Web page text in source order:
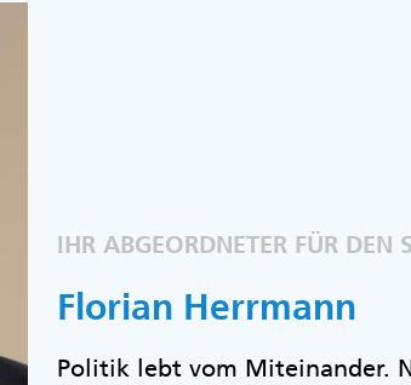
IHR ABGEORDNETER FÜR DEN
Florian Herrmann
Politik lebt vom Miteinander.